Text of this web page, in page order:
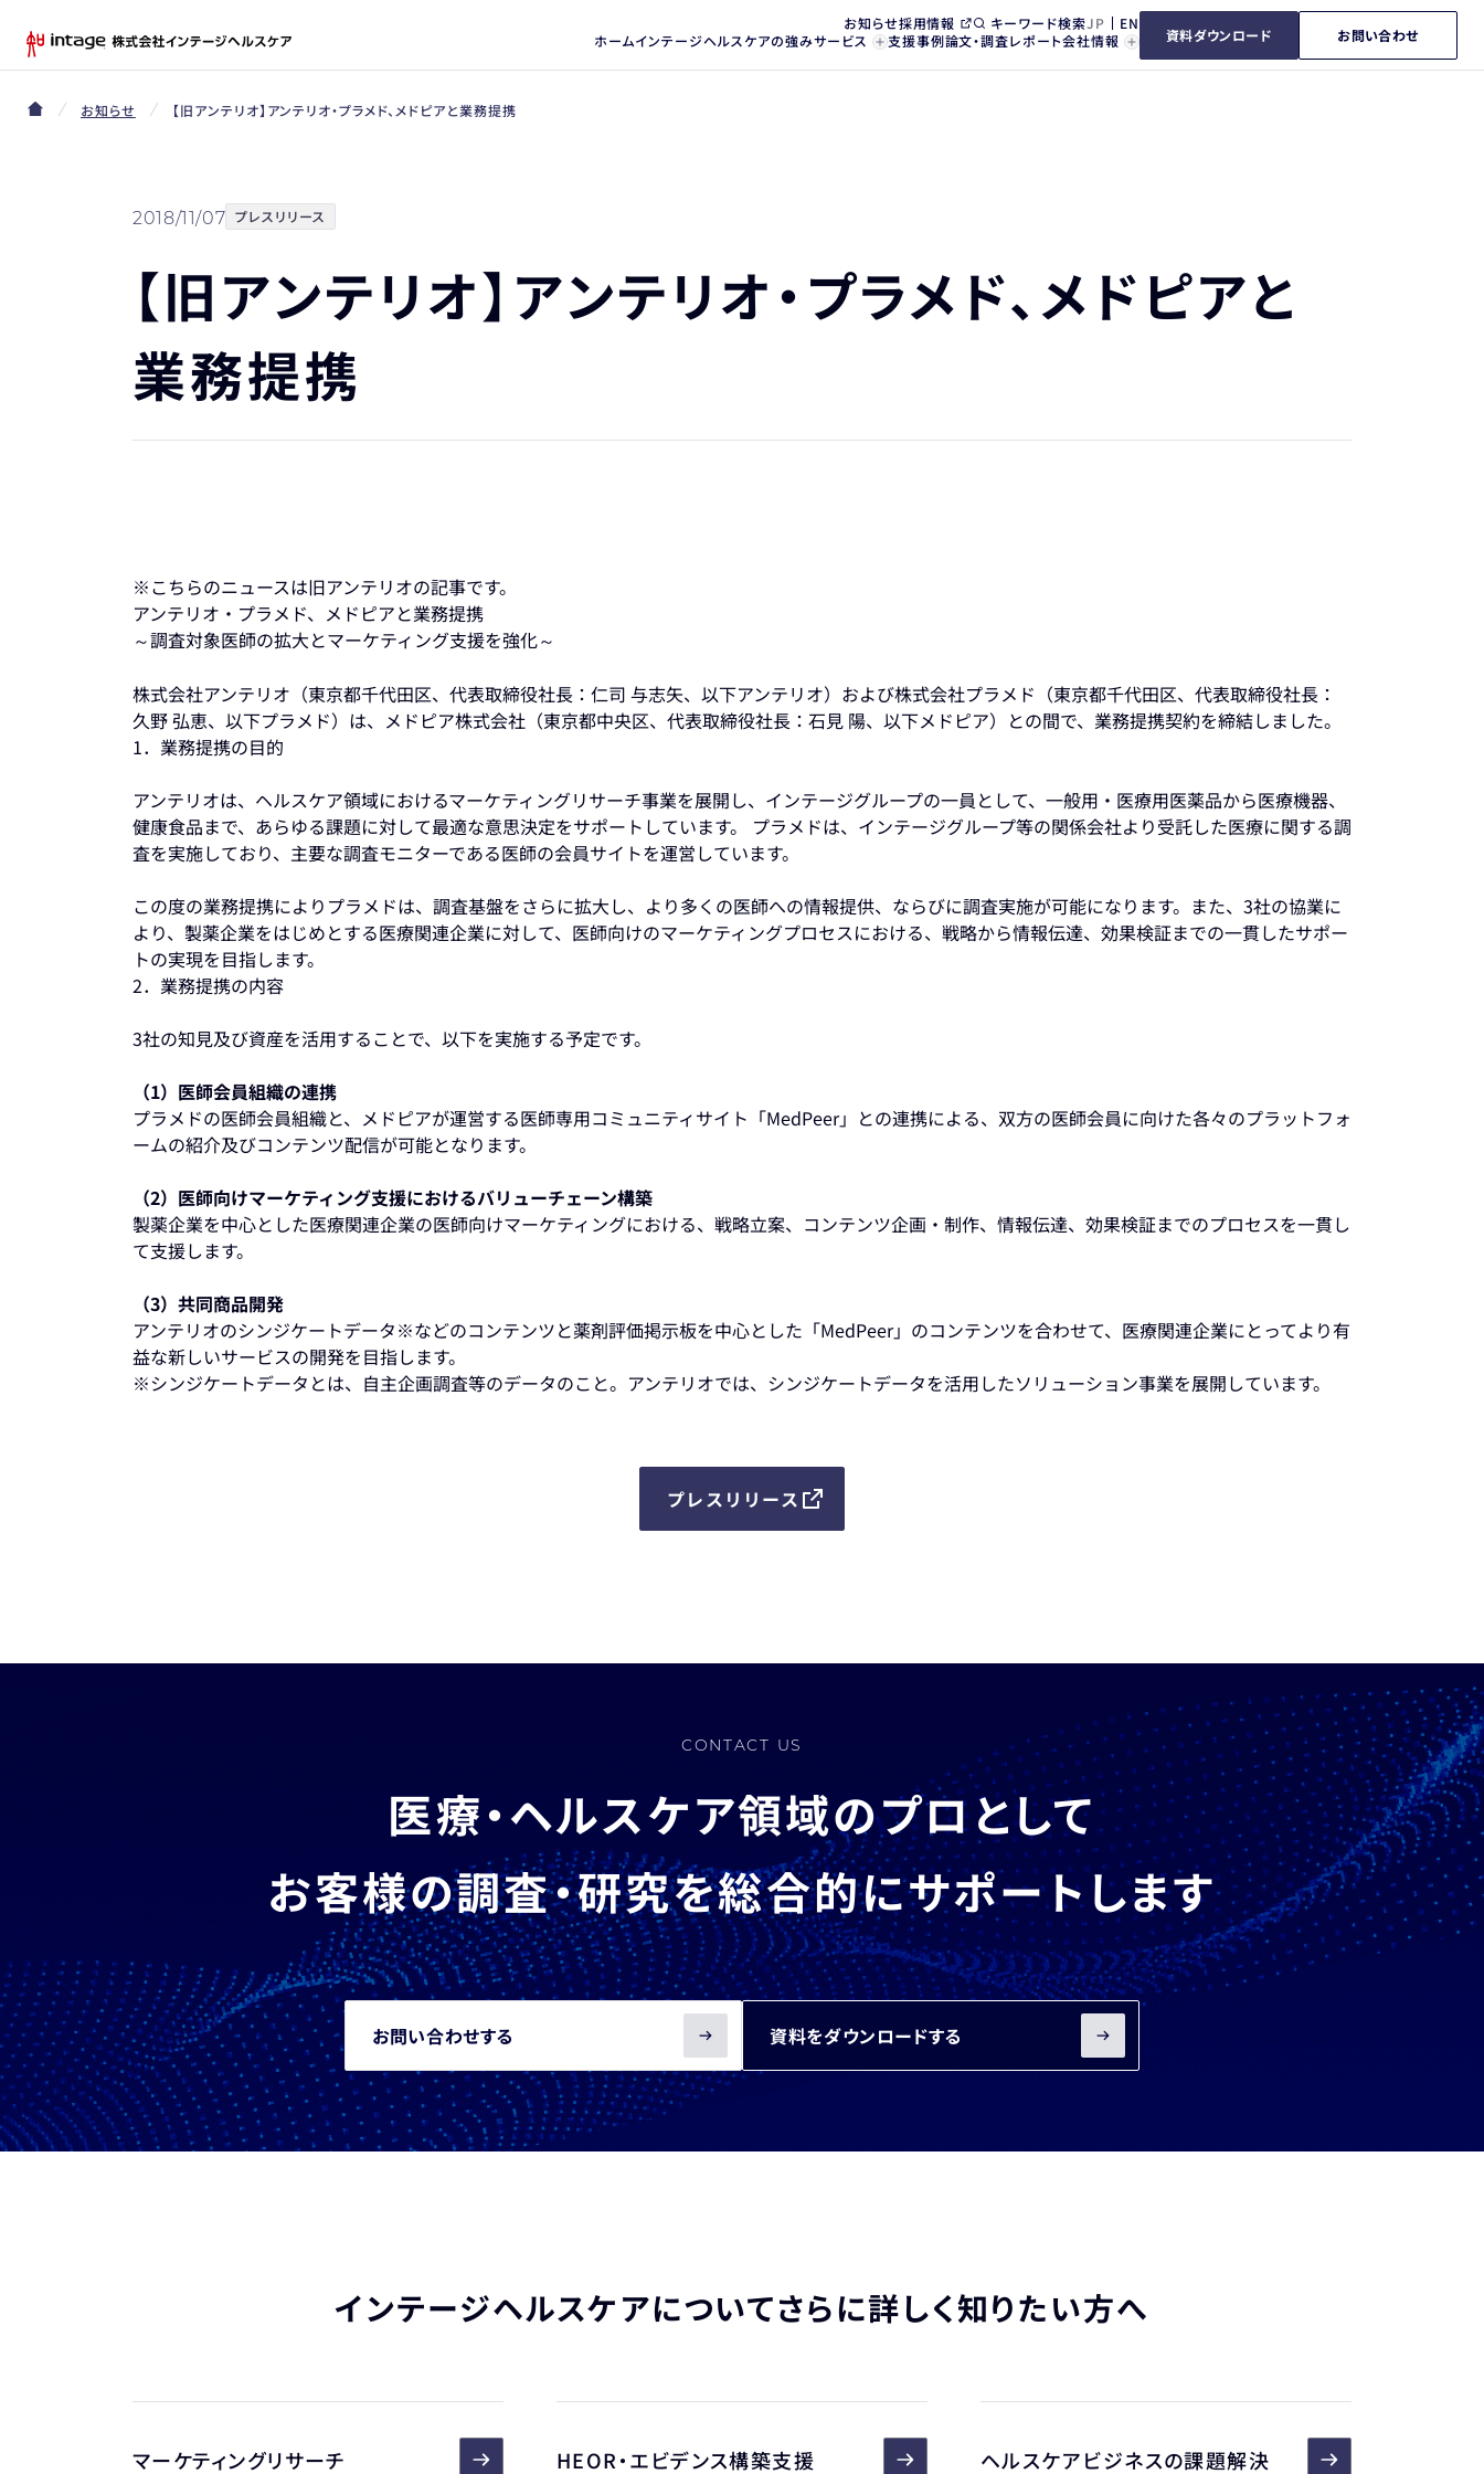
お知らせ採用情報
キーワード検索
ホームインテージヘルスケアの強みサービス 支援事例論文・調査レポート会社情報 資料ダウンロード お問い合わせ
お知らせ 【旧アンテリオ】アンテリオ・プラメド、メドピアと業務提携
2018/11/07 プレスリリース
【旧アンテリオ】アンテリオ・プラメド、メドピアと
業務提携
※こちらのニュースは旧アンテリオの記事です。
アンテリオ・プラメド、メドピアと業務提携
～調査対象医師の拡大とマーケティング支援を強化～
株式会社アンテリオ（東京都千代田区、代表取締役社長：仁司 与志矢、以下アンテリオ）および株式会社プラメド（東京都千代田区、代表取締役社長：
久野 弘恵、以下プラメド）は、メドピア株式会社（東京都中央区、代表取締役社長：石見 陽、以下メドピア）との間で、業務提携契約を締結しました。
1．業務提携の目的
アンテリオは、ヘルスケア領域におけるマーケティングリサーチ事業を展開し、インテージグループの一員として、一般用・医療用医薬品から医療機器、
健康食品まで、あらゆる課題に対して最適な意思決定をサポートしています。 プラメドは、インテージグループ等の関係会社より受託した医療に関する調
査を実施しており、主要な調査モニターである医師の会員サイトを運営しています。
この度の業務提携によりプラメドは、調査基盤をさらに拡大し、より多くの医師への情報提供、ならびに調査実施が可能になります。また、3社の協業に
より、製薬企業をはじめとする医療関連企業に対して、医師向けのマーケティングプロセスにおける、戦略から情報伝達、効果検証までの一貫したサポー
トの実現を目指します。
2．業務提携の内容
3社の知見及び資産を活用することで、以下を実施する予定です。
（1）医師会員組織の連携
プラメドの医師会員組織と、メドピアが運営する医師専用コミュニティサイト「MedPeer」との連携による、双方の医師会員に向けた各々のプラットフォ
ームの紹介及びコンテンツ配信が可能となります。
（2）医師向けマーケティング支援におけるバリューチェーン構築
製薬企業を中心とした医療関連企業の医師向けマーケティングにおける、戦略立案、コンテンツ企画・制作、情報伝達、効果検証までのプロセスを一貫し
て支援します。
（3）共同商品開発
アンテリオのシンジケートデータ※などのコンテンツと薬剤評価掲示板を中心とした「MedPeer」のコンテンツを合わせて、医療関連企業にとってより有
益な新しいサービスの開発を目指します。
※シンジケートデータとは、自主企画調査等のデータのこと。アンテリオでは、シンジケートデータを活用したソリューション事業を展開しています。
プレスリリース
CONTACT US
医療・ヘルスケア領域のプロとして
お客様の調査・研究を総合的にサポートします
お問い合わせする 資料をダウンロードする
インテージヘルスケアについてさらに詳しく知りたい方へ
マーケティングリサーチ HEOR・エビデンス構築支援 ヘルスケアビジネスの課題解決